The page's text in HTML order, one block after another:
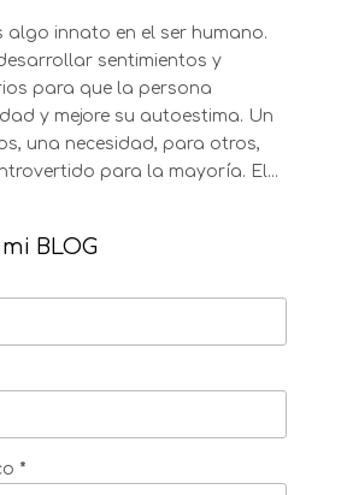
algo innato en el ser humano.
sentimientos y
para que la persona
y mejore su autoestima. Un
una necesidad, para otros,
para la mayoría. El...
BLOG
*